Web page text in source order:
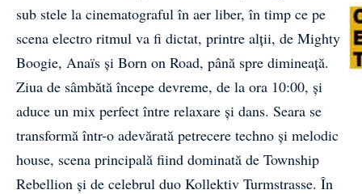
sub stele la cinematograful în aer liber, în timp ce pe
scena electro ritmul va fi dictat, printre alții, de Mighty
Boogie, Anaïs și Born on Road, până spre dimineață.
Ziua de sâmbătă începe devreme, de la ora 10:00, și
aduce un mix perfect între relaxare și dans. Seara se
transformă într-o adevărată petrecere techno și melodic
house, scena principală fiind dominată de Township
Rebellion și de celebrul duo Kollektiv Turmstrasse. În